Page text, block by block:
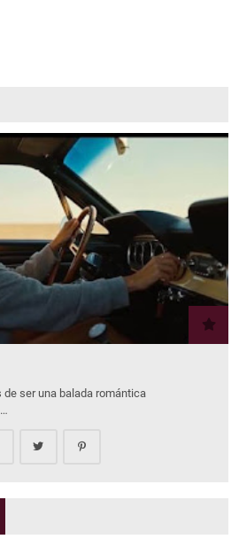
de ser una balada romántica